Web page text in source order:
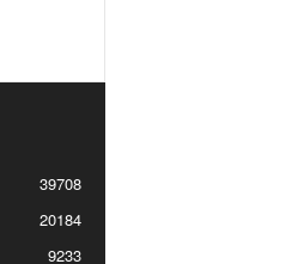
39708
20184
9233